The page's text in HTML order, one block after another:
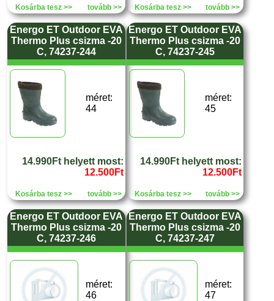
Kosárba tesz >> tovább >> Kosárba tesz >> tovább >>
Energo ET Outdoor EVA
Thermo Plus csizma -20
C, 74237-244
méret:
44
14.990Ft helyett most:
12.500Ft
Kosárba tesz >> tovább >>
Energo ET Outdoor EVA
Thermo Plus csizma -20
C, 74237-245
méret:
45
14.990Ft helyett most:
12.500Ft
Kosárba tesz >> tovább >>
Energo ET Outdoor EVA
Thermo Plus csizma -20
C, 74237-246
méret:
46
Energo ET Outdoor EVA
Thermo Plus csizma -20
C, 74237-247
méret:
47